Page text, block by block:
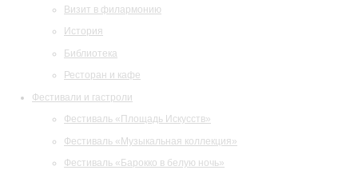
Визит в филармонию
История
Библиотека
Ресторан и кафе
Фестивали и гастроли
Фестиваль «Площадь Искусств»
Фестиваль «Музыкальная коллекция»
Фестиваль «Барокко в белую ночь»